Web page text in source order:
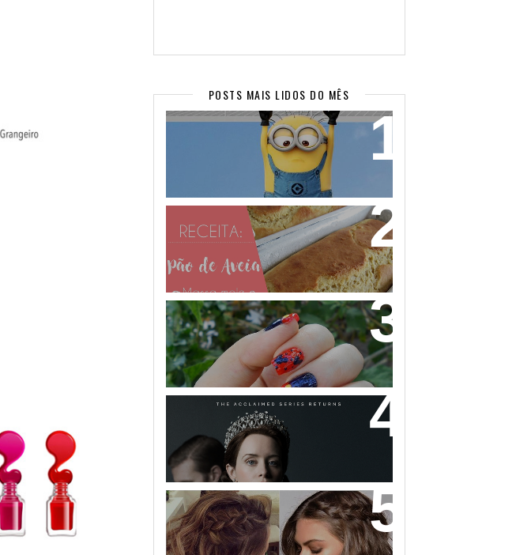
POSTS MAIS LIDOS DO MÊS
WALLPAPERS SUPER FOFOS PARA
SEU CELULAR! (PARTE 2)
PÃO DE AVEIA FEITO COM MASSA
MOLE - NÃO PRECISA SOVAR! VEM
APRENDER!
NAIL ART MICKEY MOUSE
THE CROWN: A HISTÓRIA DA
REALEZA BRITÂNICA COMO VOCÊ
NUNCA VIU!
32 INSPIRAÇÕES DE PENTEADOS
PARA CABELOS CURTOS